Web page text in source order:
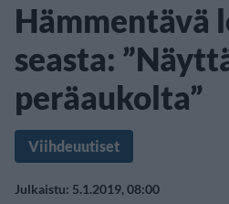
Hämmentävä
seasta:
peräaukolta”
Viihdeuutiset
Julkaistu: 5.1.2019, 08:00